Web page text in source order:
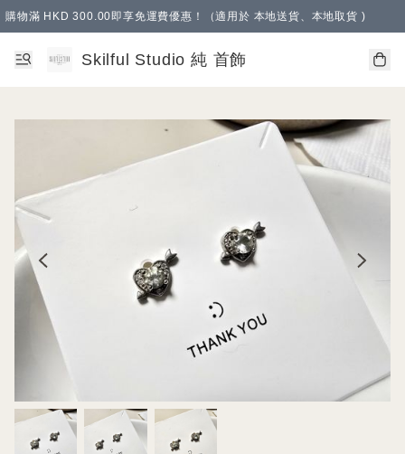
購物滿 HKD 300.00即享免運費優惠！（適用於 本地送貨、本地取貨 )
Skilful Studio 純 首飾